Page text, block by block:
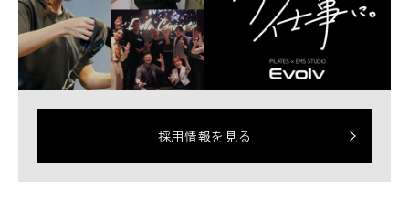
採用情報を見る